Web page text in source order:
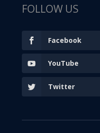
FOLLOW US
Facebook
YouTube
Twitter